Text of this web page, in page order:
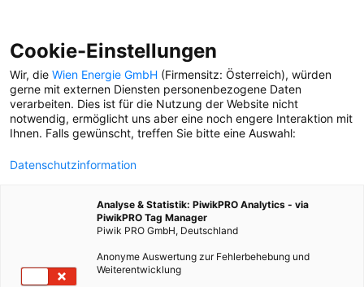
FILM
aus der zweiten Reihe
Cookie-Einstellungen
Wir, die Wien Energie GmbH (Firmensitz: Österreich), würden
gerne mit externen Diensten personenbezogene Daten
verarbeiten. Dies ist für die Nutzung der Website nicht
notwendig, ermöglicht uns aber eine noch engere Interaktion mit
Ihnen. Falls gewünscht, treffen Sie bitte eine Auswahl:
Datenschutzinformation
Analyse & Statistik: PiwikPRO Analytics - via
PiwikPRO Tag Manager
Piwik PRO GmbH, Deutschland
Anonyme Auswertung zur Fehlerbehebung und
Weiterentwicklung